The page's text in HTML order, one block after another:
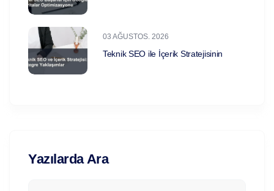
03 AĞUSTOS. 2026
Teknik SEO ile İçerik Stratejisinin
Yazılarda Ara